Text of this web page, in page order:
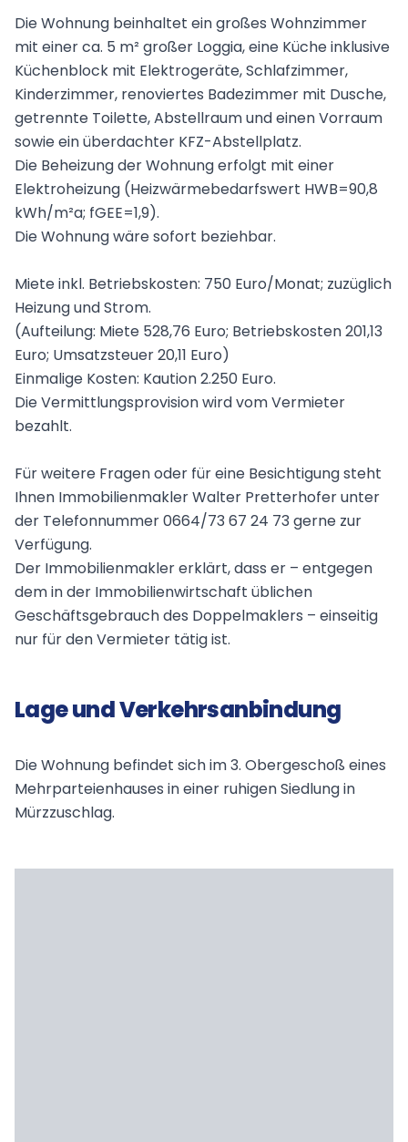
Die Wohnung beinhaltet ein großes Wohnzimmer
mit einer ca. 5 m² großer Loggia, eine Küche inklusive
Küchenblock mit Elektrogeräte, Schlafzimmer,
Kinderzimmer, renoviertes Badezimmer mit Dusche,
getrennte Toilette, Abstellraum und einen Vorraum
sowie ein überdachter KFZ-Abstellplatz.
Die Beheizung der Wohnung erfolgt mit einer
Elektroheizung (Heizwärmebedarfswert HWB=90,8
kWh/m²a; fGEE=1,9).
Die Wohnung wäre sofort beziehbar.
Miete inkl. Betriebskosten: 750 Euro/Monat; zuzüglich
Heizung und Strom.
(Aufteilung: Miete 528,76 Euro; Betriebskosten 201,13
Euro; Umsatzsteuer 20,11 Euro)
Einmalige Kosten: Kaution 2.250 Euro.
Die Vermittlungsprovision wird vom Vermieter
bezahlt.
Für weitere Fragen oder für eine Besichtigung steht
Ihnen Immobilienmakler Walter Pretterhofer unter
der Telefonnummer 0664/73 67 24 73 gerne zur
Verfügung.
Der Immobilienmakler erklärt, dass er – entgegen
dem in der Immobilienwirtschaft üblichen
Geschäftsgebrauch des Doppelmaklers – einseitig
nur für den Vermieter tätig ist.
Lage und Verkehrsanbindung
Die Wohnung befindet sich im 3. Obergeschoß eines
Mehrparteienhauses in einer ruhigen Siedlung in
Mürzzuschlag.